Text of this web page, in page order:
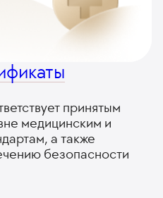
принятым
медицинским и
а также
безопасности